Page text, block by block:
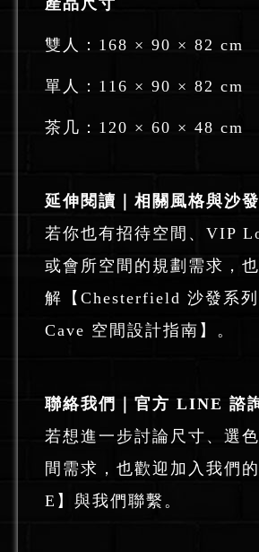
產品尺寸
雙人：168 × 90 × 82 cm
單人：116 × 90 × 82 cm
茶几：120 × 60 × 48 cm
延伸閱讀｜相關風格與沙發
若你也有招待空間、VIP
或會所空間的規劃需求，
解 【Chesterfield 沙發系列
Cave 空間設計指南】 。
聯絡我們｜官方 LINE 諮
若想進一步討論尺寸、選
間需求，也歡迎加入我們的
E 】與我們聯繫。